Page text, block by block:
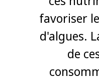
favoriser
d'algues.
de